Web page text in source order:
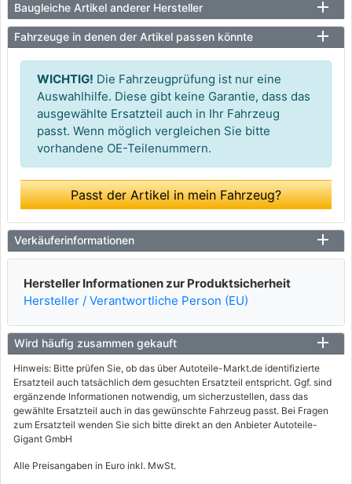
Baugleiche Artikel anderer Hersteller
Fahrzeuge in denen der Artikel passen könnte
WICHTIG! Die Fahrzeugprüfung ist nur eine
Auswahlhilfe. Diese gibt keine Garantie, dass das
ausgewählte Ersatzteil auch in Ihr Fahrzeug
passt. Wenn möglich vergleichen Sie bitte
vorhandene OE-Teilenummern.
Passt der Artikel in mein Fahrzeug?
Verkäuferinformationen
Hersteller Informationen zur Produktsicherheit
Hersteller / Verantwortliche Person (EU)
Wird häufig zusammen gekauft
Hinweis: Bitte prüfen Sie, ob das über Autoteile-Markt.de identifizierte
Ersatzteil auch tatsächlich dem gesuchten Ersatzteil entspricht. Ggf. sind
ergänzende Informationen notwendig, um sicherzustellen, dass das
gewählte Ersatzteil auch in das gewünschte Fahrzeug passt. Bei Fragen
zum Ersatzteil wenden Sie sich bitte direkt an den Anbieter Autoteile-
Gigant GmbH
Alle Preisangaben in Euro inkl. MwSt.